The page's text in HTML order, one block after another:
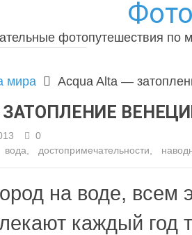
фотопутешествия по
мира Acqua Alta —
ЗАТОПЛЕНИЕ
0
вода достопримечательности
на воде, всем
каждый год